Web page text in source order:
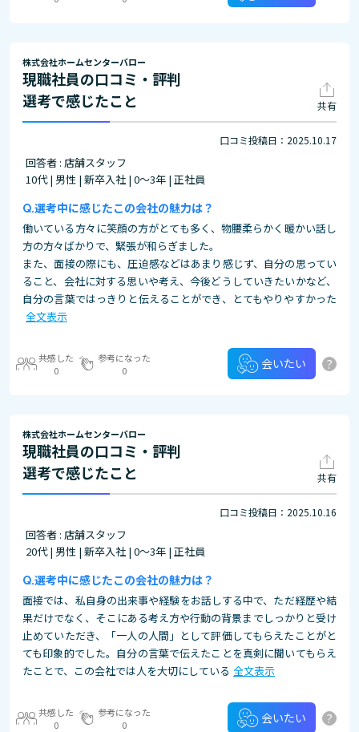
株式会社ホームセンターバロー
現職社員の口コミ・評判
選考で感じたこと
共有
口コミ投稿日：2025.10.17
回答者 : 店舗スタッフ
10代 | 男性 | 新卒入社 | 0～3年 | 正社員
選考中に感じたこの会社の魅力は？
働いている方々に笑顔の方がとても多く、物腰柔らかく暖かい話し
方の方々ばかりで、緊張が和らぎました。
また、面接の際にも、圧迫感などはあまり感じず、自分の思ってい
ること、会社に対する思いや考え、今後どうしていきたいかなど、
自分の言葉ではっきりと伝えることができ、とてもやりやすかった
全文表示
共感した
0
参考になった
0
会いたい ?
株式会社ホームセンターバロー
現職社員の口コミ・評判
選考で感じたこと
共有
口コミ投稿日：2025.10.16
回答者 : 店舗スタッフ
20代 | 男性 | 新卒入社 | 0～3年 | 正社員
選考中に感じたこの会社の魅力は？
面接では、私自身の出来事や経験をお話しする中で、ただ経歴や結
果だけでなく、そこにある考え方や行動の背景までしっかりと受け
止めていただき、「一人の人間」として評価してもらえたことがと
ても印象的でした。自分の言葉で伝えたことを真剣に聞いてもらえ
たことで、この会社では人を大切にしている 全文表示
共感した
0
参考になった
0
会いたい ?